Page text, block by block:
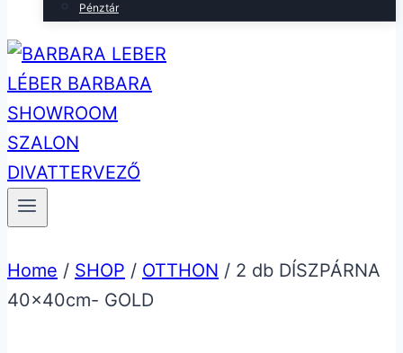
Pénztár
Home / SHOP / OTTHON / 2 db DÍSZPÁRNA
40x40cm- GOLD